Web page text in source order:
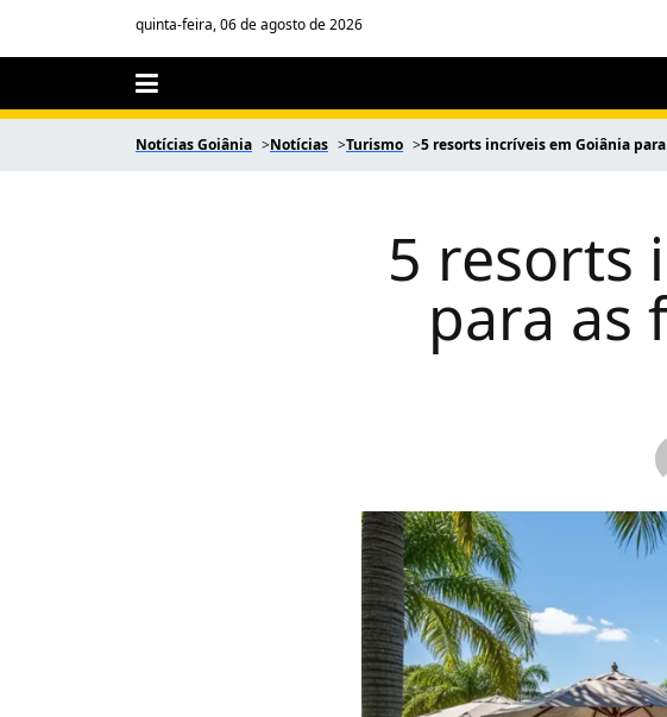
quinta-feira, 06 de agosto de 2026
Notícias Goiânia Notícias Turismo 5 resorts incríveis em Goiânia
5 resorts
para as